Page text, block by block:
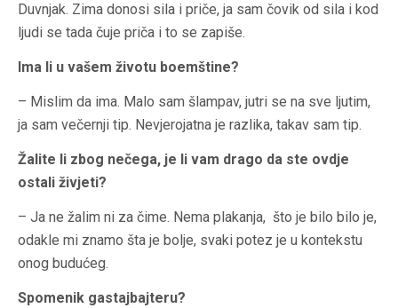
Duvnjak. Zima donosi sila i priče, ja sam čovik od sila i kod
ljudi se tada čuje priča i to se zapiše.
Ima li u vašem životu boemštine?
– Mislim da ima. Malo sam šlampav, jutri se na sve ljutim,
ja sam večernji tip. Nevjerojatna je razlika, takav sam tip.
Žalite li zbog nečega, je li vam drago da ste ovdje
ostali živjeti?
– Ja ne žalim ni za čime. Nema plakanja, što je bilo bilo je,
odakle mi znamo šta je bolje, svaki potez je u kontekstu
onog budućeg.
Spomenik gastajbajteru?